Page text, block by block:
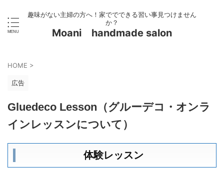
趣味がない主婦の方へ！家ででできる習い事見つけません
か？
Moani handmade salon
HOME >
広告
Gluedeco Lesson（グルーデコ・オンラ
インレッスンについて）
体験レッスン